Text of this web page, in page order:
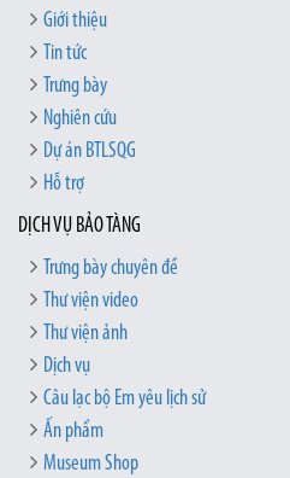
Giới thiệu
Tin tức
Trưng bày
Nghiên cứu
Dự án BTLSQG
Hỗ trợ
DỊCH VỤ BẢO TÀNG
Trưng bày chuyên đề
Thư viện video
Thư viện ảnh
Dịch vụ
Câu lạc bộ Em yêu lịch sử
Ấn phẩm
Museum Shop